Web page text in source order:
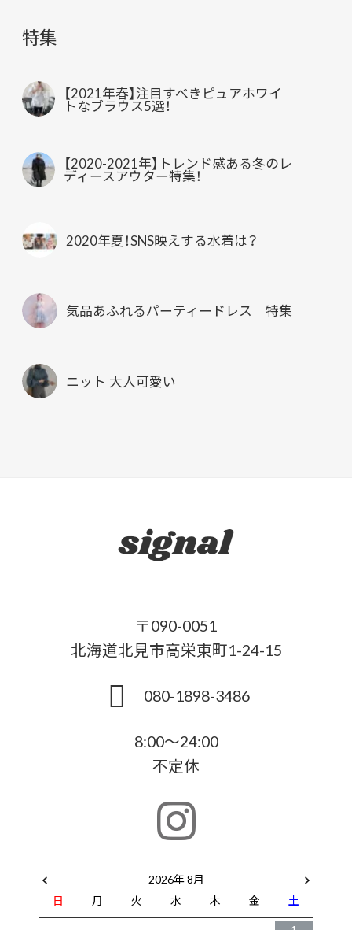
特集
【2021年春】注目すべきピュアホワイ
トなブラウス5選！
【2020-2021年】トレンド感ある冬のレ
ディースアウター特集！
2020年夏！SNS映えする水着は？
気品あふれるパーティードレス 特集
ニット 大人可愛い
〒090-0051
北海道北見市高栄東町1-24-15
080-1898-3486
8:00～24:00
不定休
2026年 8月
日
月 火 水 木 金
土